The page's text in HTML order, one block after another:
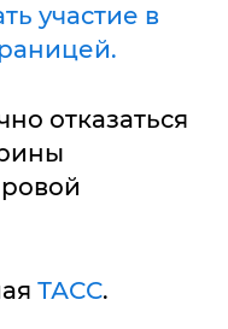
участие в
отказаться
ТАСС.